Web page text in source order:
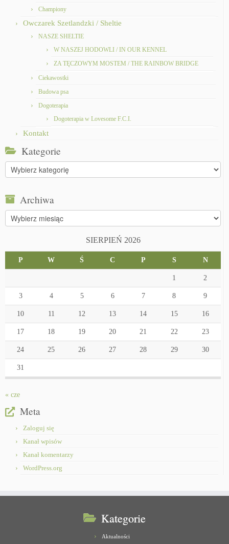
Championy
Owczarek Szetlandzki / Sheltie
NASZE SHELTIE
W NASZEJ HODOWLI / IN OUR KENNEL
ZA TĘCZOWYM MOSTEM / THE RAINBOW BRIDGE
Ciekawostki
Budowa psa
Dogoterapia
Dogoterapia w Lovesome F.C.I.
Kontakt
Kategorie
Kategorie
Archiwa
Archiwa
SIERPIEŃ 2026
P W Ś C P S N
1 2
3 4 5 6 7 8 9
10 11 12 13 14 15 16
17 18 19 20 21 22 23
24 25 26 27 28 29 30
31
« cze
Meta
Zaloguj się
Kanał wpisów
Kanał komentarzy
WordPress.org
Kategorie
Aktualności